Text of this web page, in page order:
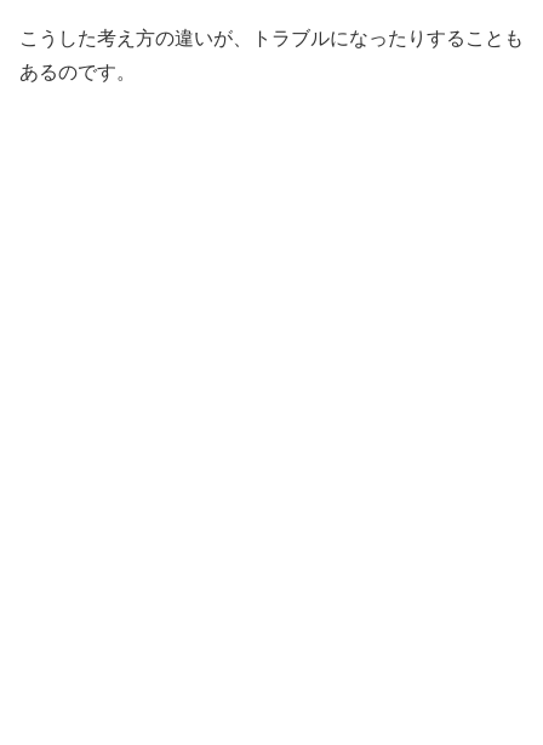
こうした考え方の違いが、トラブルになったりすることも
あるのです。